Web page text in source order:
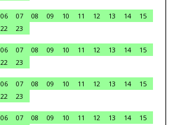
06 07 08 09 10 11 12 13 14
15
22
23
06 07 08 09 10 11 12 13 14
15
22
23
06 07 08 09 10 11 12 13 14
15
22
23
06 07 08 09 10 11 12 13 14
15